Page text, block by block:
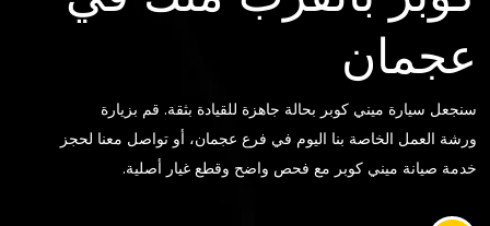
عجمان
سنجعل سيارة ميني كوبر بحالة جاهزة للقيادة بثقة. قم بزيارة
ورشة العمل الخاصة بنا اليوم في فرع عجمان، أو تواصل معنا لحجز
خدمة صيانة ميني كوبر مع فحص واضح وقطع غيار أصلية.